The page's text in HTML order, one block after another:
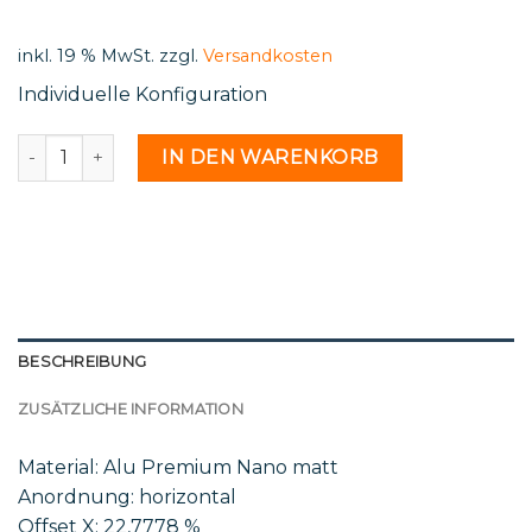
inkl. 19 % MwSt. zzgl. Versandkosten
Individuelle Konfiguration
St 42 24 - 2241637 MengeIN DEN WARENKORB
BESCHREIBUNG
ZUSÄTZLICHE INFORMATION
Material: Alu Premium Nano matt
Anordnung: horizontal
Offset X: 22,7778 %